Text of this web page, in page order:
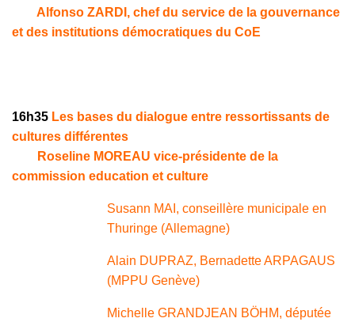
Alfonso ZARDI, chef du service de la gouvernance
et des institutions démocratiques du CoE
16h35 Les bases du dialogue entre ressortissants de
cultures différentes
Roseline MOREAU vice-présidente de la
commission education et culture
Susann MAI, conseillère municipale en
Thuringe (Allemagne)
Alain DUPRAZ, Bernadette ARPAGAUS
(MPPU Genève)
Michelle GRANDJEAN BÖHM, députée